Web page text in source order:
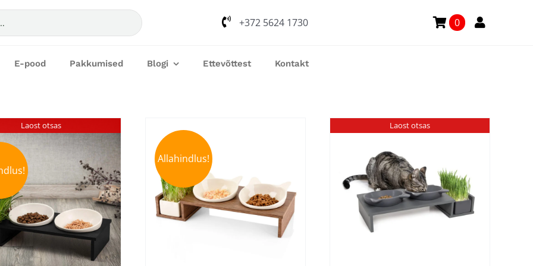
+372 5624 1730 0
E-pood Pakkumised Blogi Ettevõttest Kontakt
Laost otsas
Allahindlus!
Laost otsas